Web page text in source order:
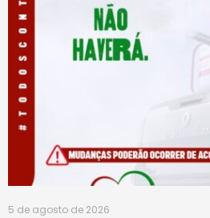
5 de agosto de 2026